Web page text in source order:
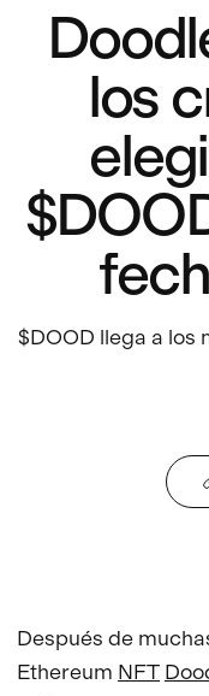
los
$DOOD llega a los
Después de
Ethereum NFT